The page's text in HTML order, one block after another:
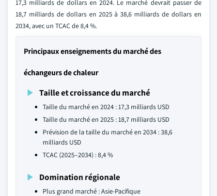
17,3 milliards de dollars en 2024. Le marché devrait passer de
18,7 milliards de dollars en 2025 à 38,6 milliards de dollars en
2034, avec un TCAC de 8,4 %.
Principaux enseignements du marché des
échangeurs de chaleur
Taille et croissance du marché
Taille du marché en 2024 : 17,3 milliards USD
Taille du marché en 2025 : 18,7 milliards USD
Prévision de la taille du marché en 2034 : 38,6
milliards USD
TCAC (2025–2034) : 8,4 %
Domination régionale
Plus grand marché : Asie-Pacifique